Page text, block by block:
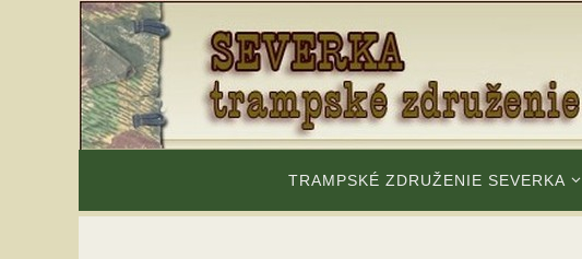
TRAMPSKÉ ZDRUŽENIE SEVERKA